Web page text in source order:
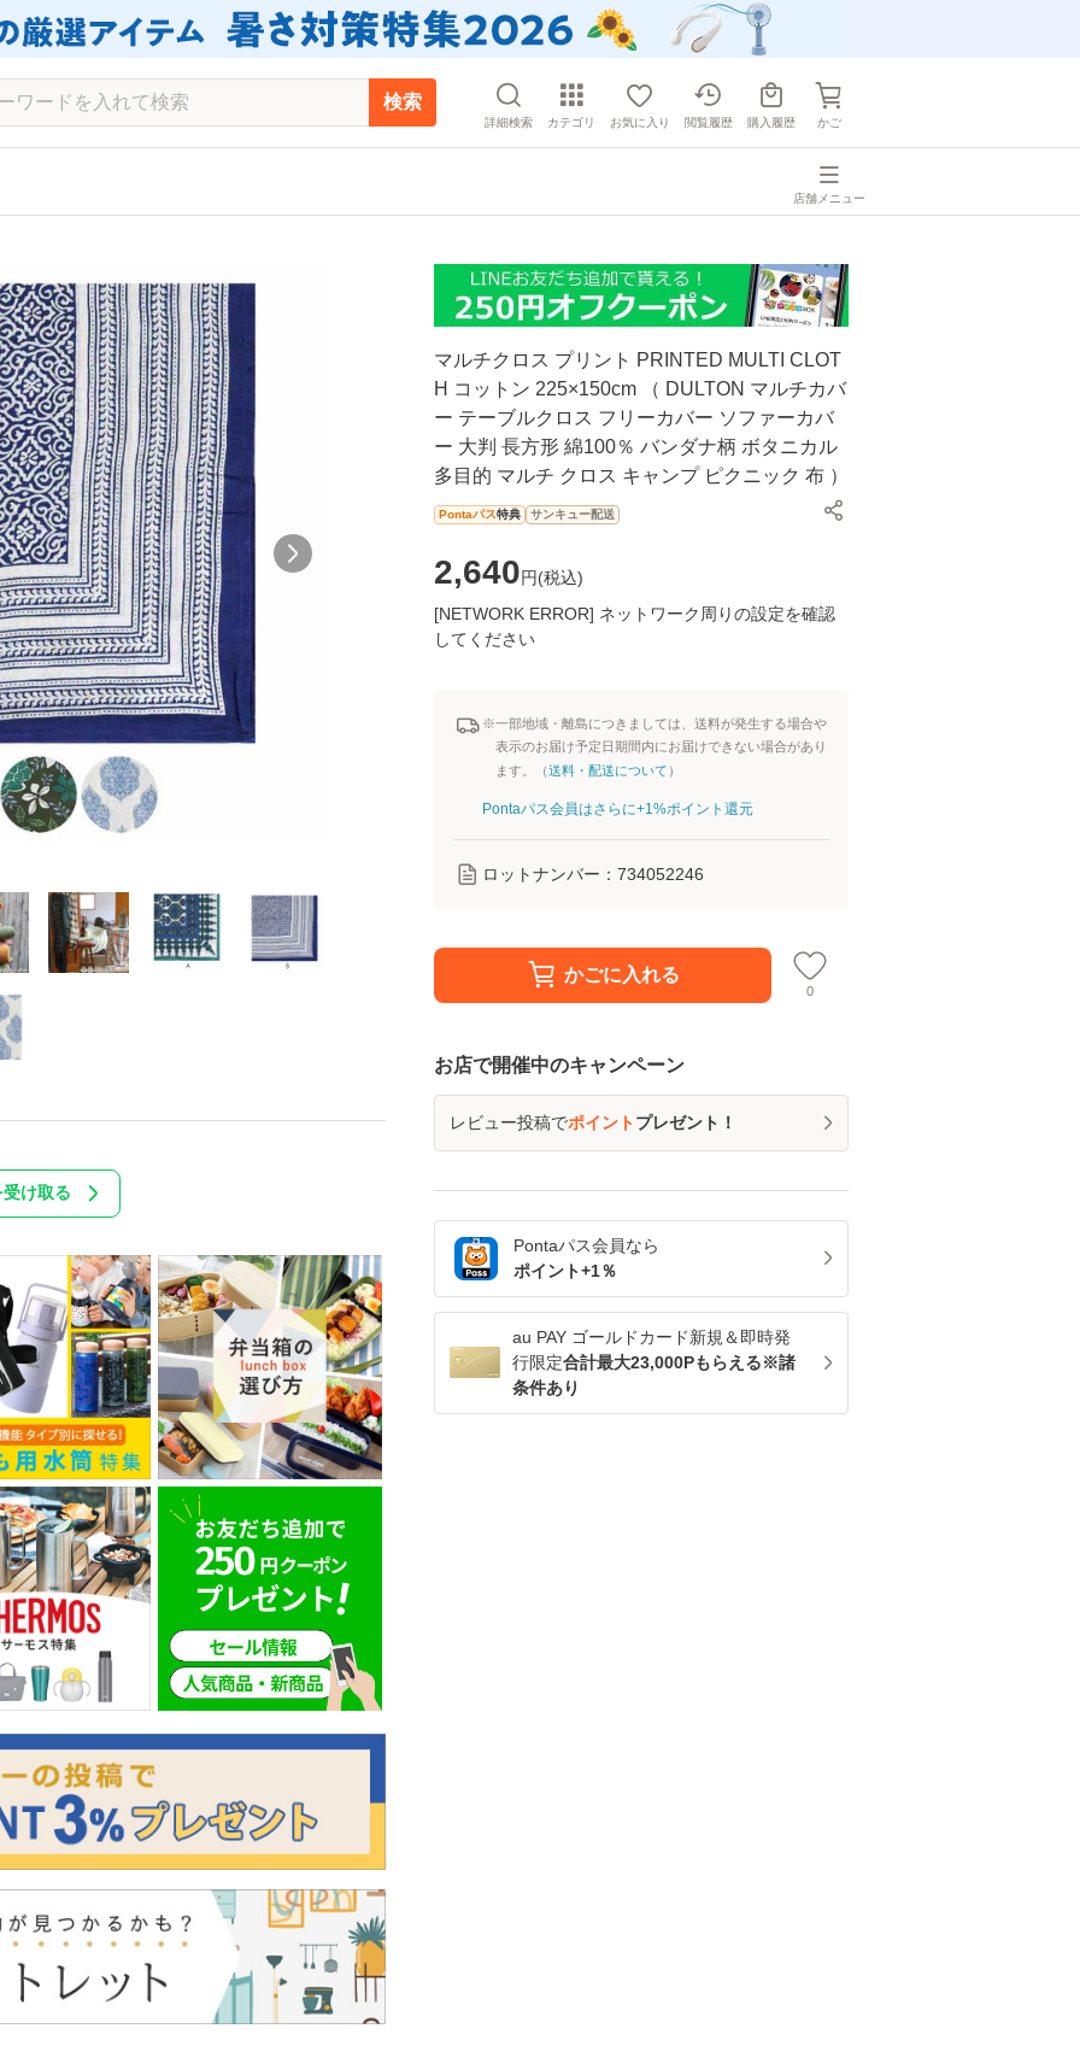
検索
詳細検索 カテゴリ お気に入り 閲覧履歴 購入履歴 かご
店舗メニュー
マルチクロス プリント PRINTED MULTI CLOT
H コットン 225×150cm （ DULTON マルチカバ
ー テーブルクロス フリーカバー ソファーカバ
ー 大判 長方形 綿100％ バンダナ柄 ボタニカル
多目的 マルチ クロス キャンプ ピクニック 布 ）
Pontaパス特典 サンキュー配送
2,640円(税込)
[NETWORK ERROR] ネットワーク周りの設定を確認
してください
※一部地域・離島につきましては、送料が発生する場合や
表示のお届け予定日期間内にお届けできない場合があり
ます。（送料・配送について ）
Pontaパス会員はさらに+1%ポイント還元
ロットナンバー： 734052246
かごに入れる
0
お店で開催中のキャンペーン
レビュー投稿でポイントプレゼント！
Pontaパス会員なら
ポイント+1％
au PAY ゴールドカード新規＆即時発
行限定合計最大23,000Pもらえる※諸
条件あり
け取る